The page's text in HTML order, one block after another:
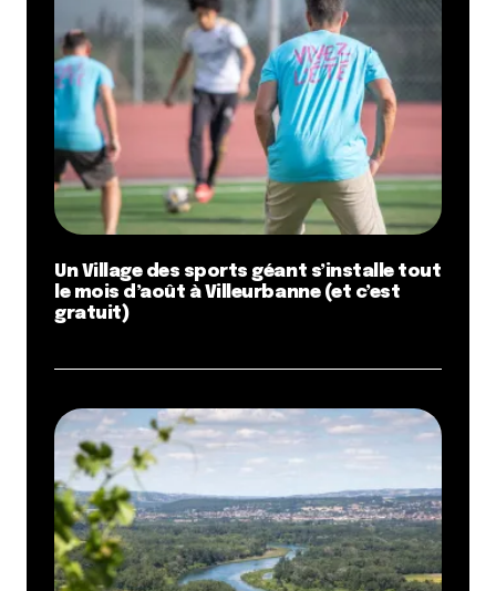
Un Village des sports géant s’installe tout
le mois d’août à Villeurbanne (et c’est
gratuit)